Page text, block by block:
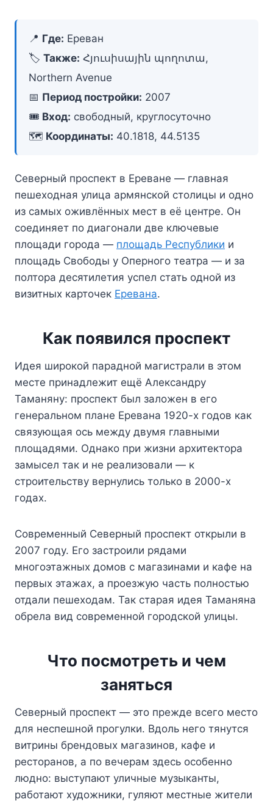
📍 Где: Ереван
🏷️ Также: Հյուսիսային պողոտա,
Northern Avenue
📅 Период постройки: 2007
🎟️ Вход: свободный, круглосуточно
🗺️ Координаты: 40.1818, 44.5135
Северный проспект в Ереване — главная
пешеходная улица армянской столицы и одно
из самых оживлённых мест в её центре. Он
соединяет по диагонали две ключевые
площади города — площадь Республики и
площадь Свободы у Оперного театра — и за
полтора десятилетия успел стать одной из
визитных карточек Еревана.
Как появился проспект
Идея широкой парадной магистрали в этом
месте принадлежит ещё Александру
Таманяну: проспект был заложен в его
генеральном плане Еревана 1920-х годов как
связующая ось между двумя главными
площадями. Однако при жизни архитектора
замысел так и не реализовали — к
строительству вернулись только в 2000-х
годах.
Современный Северный проспект открыли в
2007 году. Его застроили рядами
многоэтажных домов с магазинами и кафе на
первых этажах, а проезжую часть полностью
отдали пешеходам. Так старая идея Таманяна
обрела вид современной городской улицы.
Что посмотреть и чем
заняться
Северный проспект — это прежде всего место
для неспешной прогулки. Вдоль него тянутся
витрины брендовых магазинов, кафе и
ресторанов, а по вечерам здесь особенно
людно: выступают уличные музыканты,
работают художники, гуляют местные жители